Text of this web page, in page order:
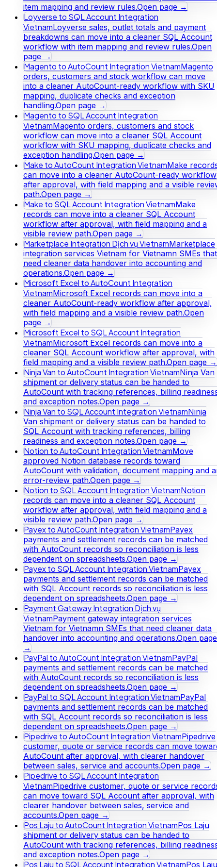
item mapping and review rules.Open page →
Loyverse to SQL Account Integration
VietnamLoyverse sales, outlet totals and payment
breakdowns can move into a cleaner SQL Account
workflow with item mapping and review rules.Open
page →
Magento to AutoCount Integration VietnamMagento
orders, customers and stock workflow can move
into a cleaner AutoCount-ready workflow with SKU
mapping, duplicate checks and exception
handling.Open page →
Magento to SQL Account Integration
VietnamMagento orders, customers and stock
workflow can move into a cleaner SQL Account
workflow with SKU mapping, duplicate checks and
exception handling.Open page →
Make to AutoCount Integration VietnamMake
can move into a cleaner AutoCount-ready workflow
after approval, with field mapping and a visible
path.Open page →
Make to SQL Account Integration VietnamMake
records can move into a cleaner SQL Account
workflow after approval, with field mapping and a
visible review path.Open page →
Marketplace Integration Dịch vụ VietnamMarketplace
integration services Vietnam for Vietnamn SMEs that
need cleaner data handover into accounting and
operations.Open page →
Microsoft Excel to AutoCount Integration
VietnamMicrosoft Excel records can move into a
cleaner AutoCount-ready workflow after approval,
with field mapping and a visible review path.Open
page →
Microsoft Excel to SQL Account Integration
VietnamMicrosoft Excel records can move into a
cleaner SQL Account workflow after approval, with
field mapping and a visible review path.Open page →
Ninja Van to AutoCount Integration VietnamNinja Van
shipment or delivery status can be handed to
AutoCount with tracking references, billing
and exception notes.Open page →
Ninja Van to SQL Account Integration VietnamNinja
Van shipment or delivery status can be handed to
SQL Account with tracking references, billing
readiness and exception notes.Open page →
Notion to AutoCount Integration VietnamMove
approved Notion database records toward
AutoCount with validation, document mapping and
error-review path.Open page →
Notion to SQL Account Integration VietnamNotion
records can move into a cleaner SQL Account
workflow after approval, with field mapping and a
visible review path.Open page →
Payex to AutoCount Integration VietnamPayex
payments and settlement records can be matched
with AutoCount records so reconciliation is less
dependent on spreadsheets.Open page →
Payex to SQL Account Integration VietnamPayex
payments and settlement records can be matched
with SQL Account records so reconciliation is less
dependent on spreadsheets.Open page →
Payment Gateway Integration Dịch vụ
VietnamPayment gateway integration services
Vietnam for Vietnamn SMEs that need cleaner data
handover into accounting and operations.Open page
→
PayPal to AutoCount Integration VietnamPayPal
payments and settlement records can be matched
with AutoCount records so reconciliation is less
dependent on spreadsheets.Open page →
PayPal to SQL Account Integration VietnamPayPal
payments and settlement records can be matched
with SQL Account records so reconciliation is less
dependent on spreadsheets.Open page →
Pipedrive to AutoCount Integration VietnamPipedrive
customer, quote or service records can move
AutoCount after approval, with clearer handover
between sales, service and accounts.Open page →
Pipedrive to SQL Account Integration
VietnamPipedrive customer, quote or service
can move toward SQL Account after approval, with
clearer handover between sales, service and
accounts.Open page →
Pos Laju to AutoCount Integration VietnamPos Laju
shipment or delivery status can be handed to
AutoCount with tracking references, billing
and exception notes.Open page →
Pos Laju to SQL Account Integration VietnamPos Laju